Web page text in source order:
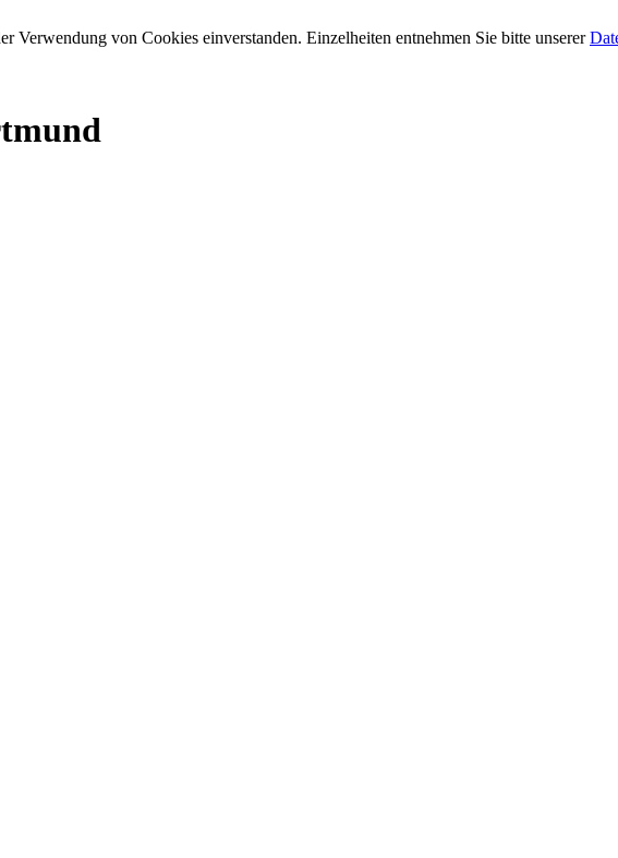
Verwendung von Cookies einverstanden. Einzelheiten entnehmen Sie bitte unserer